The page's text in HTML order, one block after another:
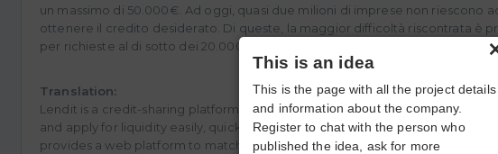
un massimo di 50.000€. Ad oggi, quasi due milioni di imprese non riescono
ottenere il credito desiderato. Di queste, la maggior difficoltà riscontrata è
per richieste al di sotto dei 20.000€.
Translation:
Lendit is a credit-sharing platform where businesses and professionals can
and apply for liquidity easily, quickly, and on a customized basis. Specifically,
provides a web platform to match
This is an idea
This is the page with all the project details
and information about the company.
Register to chat with the person who
published the idea, ask for more